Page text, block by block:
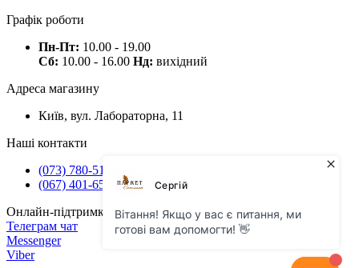
Графік роботи
Пн-Пт: 10.00 - 19.00
Сб: 10.00 - 16.00 Нд: вихідний
Адреса магазину
Київ, вул. Лабораторна, 11
Наші контакти
(073) 780-51-50
(067) 401-65-71
Онлайн-підтримка
Телеграм чат
Messenger
Viber